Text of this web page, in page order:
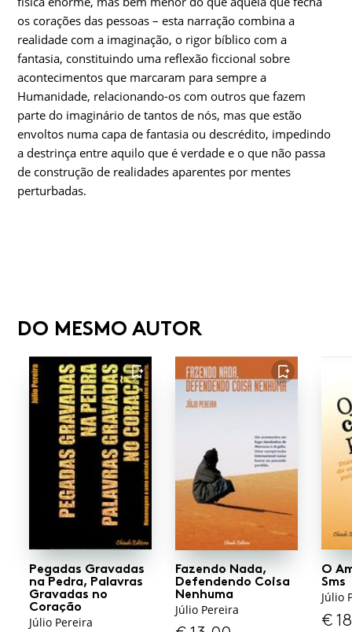
os corações das pessoas – esta narração combina a
realidade com a imaginação, o rigor bíblico com a
fantasia, constituindo uma reflexão ficcional sobre
acontecimentos que marcaram para sempre a
Humanidade, relacionando-os com outros que fazem
parte do imaginário de tantos de nós, mas que estão
envoltos numa capa de fantasia ou descrédito, impedindo
a destrinça entre aquilo que é verdade e o que não passa
de construção de realidades aparentes por mentes
perturbadas.
DO MESMO AUTOR
FAVORITO
Pegadas Gravadas
na Pedra, Palavras
Gravadas no
Coração
Júlio Pereira
FAVORITO
Fazendo Nada,
Defendendo Coisa
Nenhuma
Júlio Pereira
O
Sms
Júlio
€